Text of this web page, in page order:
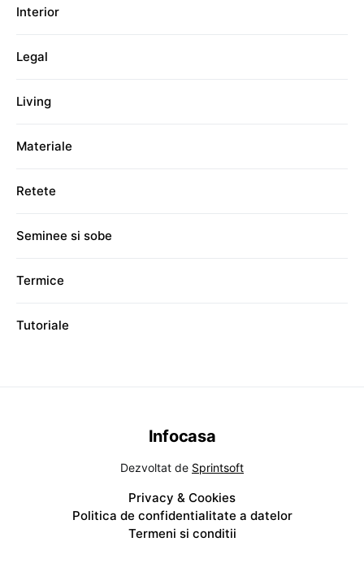
Interior
Legal
Living
Materiale
Retete
Seminee si sobe
Termice
Tutoriale
Privacy & Cookies
Politica de confidentialitate a datelor
Termeni si conditii
Infocasa
Dezvoltat de Sprintsoft